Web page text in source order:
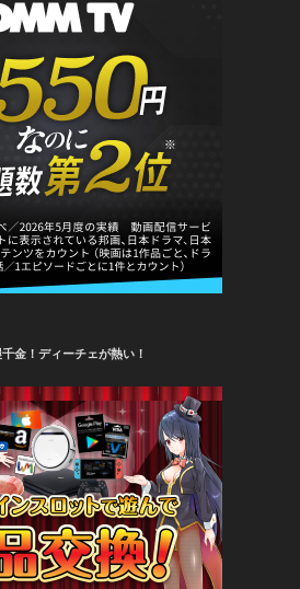
金！ディーチェが熱い！